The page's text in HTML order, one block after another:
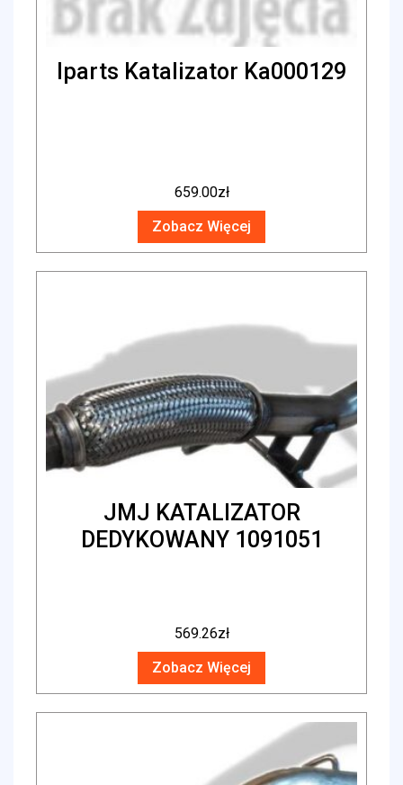
Iparts Katalizator Ka000129
659.00zł
Zobacz Więcej
JMJ KATALIZATOR
DEDYKOWANY 1091051
569.26zł
Zobacz Więcej